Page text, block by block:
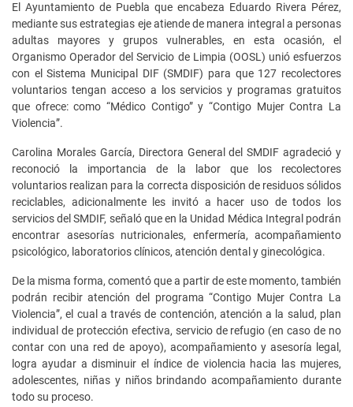
El Ayuntamiento de Puebla que encabeza Eduardo Rivera Pérez,
mediante sus estrategias eje atiende de manera integral a personas
adultas mayores y grupos vulnerables, en esta ocasión, el
Organismo Operador del Servicio de Limpia (OOSL) unió esfuerzos
con el Sistema Municipal DIF (SMDIF) para que 127 recolectores
voluntarios tengan acceso a los servicios y programas gratuitos
que ofrece: como “Médico Contigo” y “Contigo Mujer Contra La
Violencia”.
Carolina Morales García, Directora General del SMDIF agradeció y
reconoció la importancia de la labor que los recolectores
voluntarios realizan para la correcta disposición de residuos sólidos
reciclables, adicionalmente les invitó a hacer uso de todos los
servicios del SMDIF, señaló que en la Unidad Médica Integral podrán
encontrar asesorías nutricionales, enfermería, acompañamiento
psicológico, laboratorios clínicos, atención dental y ginecológica.
De la misma forma, comentó que a partir de este momento, también
podrán recibir atención del programa “Contigo Mujer Contra La
Violencia”, el cual a través de contención, atención a la salud, plan
individual de protección efectiva, servicio de refugio (en caso de no
contar con una red de apoyo), acompañamiento y asesoría legal,
logra ayudar a disminuir el índice de violencia hacia las mujeres,
adolescentes, niñas y niños brindando acompañamiento durante
todo su proceso.